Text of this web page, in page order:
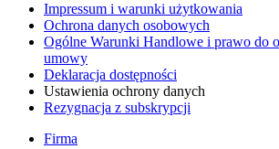
Impressum i warunki użytkowania
Ochrona danych osobowych
Ogólne Warunki Handlowe i prawo do
umowy
Deklaracja dostępności
Ustawienia ochrony danych
Rezygnacja z subskrypcji
Firma